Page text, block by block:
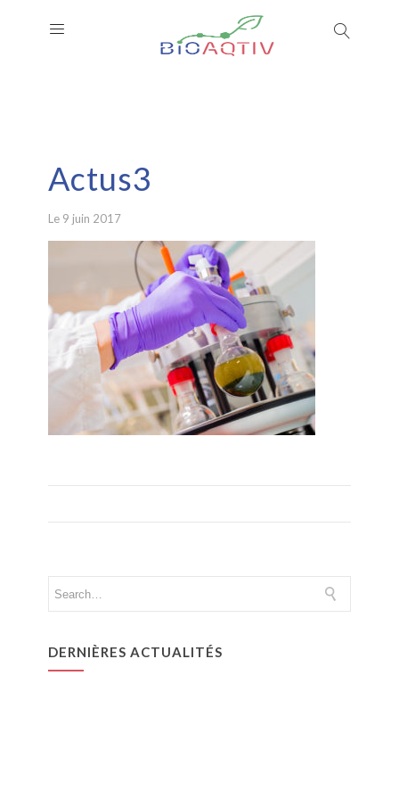
Actus3
Le 9 juin 2017
DERNIÈRES ACTUALITÉS